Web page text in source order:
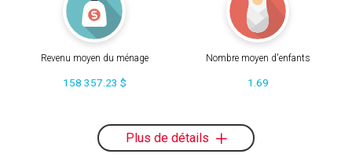
Revenu moyen du ménage
158 357.23 $
Nombre moyen d'enfants
1.69
Plus de détails